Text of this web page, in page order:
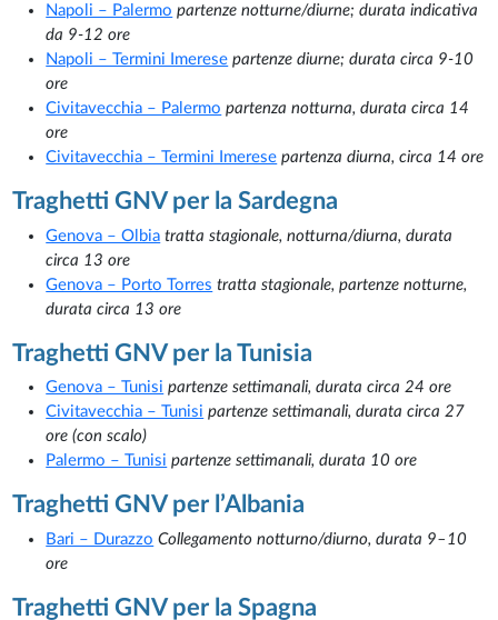
Napoli – Palermo partenze notturne/diurne; durata indicativa
da 9-12 ore
Napoli – Termini Imerese partenze diurne; durata circa 9-10
ore
Civitavecchia – Palermo partenza notturna, durata circa 14
ore
Civitavecchia – Termini Imerese partenza diurna, circa 14 ore
Traghetti GNV per la Sardegna
Genova – Olbia tratta stagionale, notturna/diurna, durata
circa 13 ore
Genova – Porto Torres tratta stagionale, partenze notturne,
durata circa 13 ore
Traghetti GNV per la Tunisia
Genova – Tunisi partenze settimanali, durata circa 24 ore
Civitavecchia – Tunisi partenze settimanali, durata circa 27
ore (con scalo)
Palermo – Tunisi partenze settimanali, durata 10 ore
Traghetti GNV per l’Albania
Bari – Durazzo Collegamento notturno/diurno, durata 9–10
ore
Traghetti GNV per la Spagna